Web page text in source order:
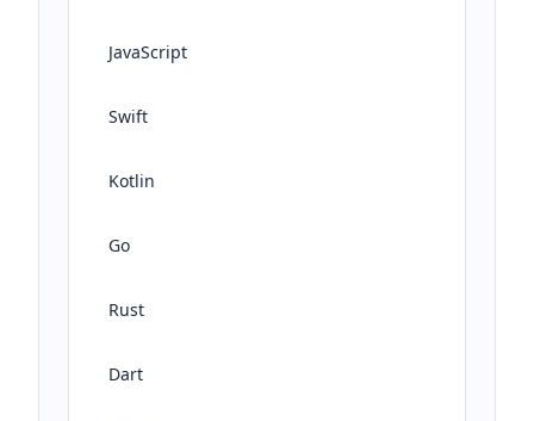
JavaScript
Swift
Kotlin
Go
Rust
Dart